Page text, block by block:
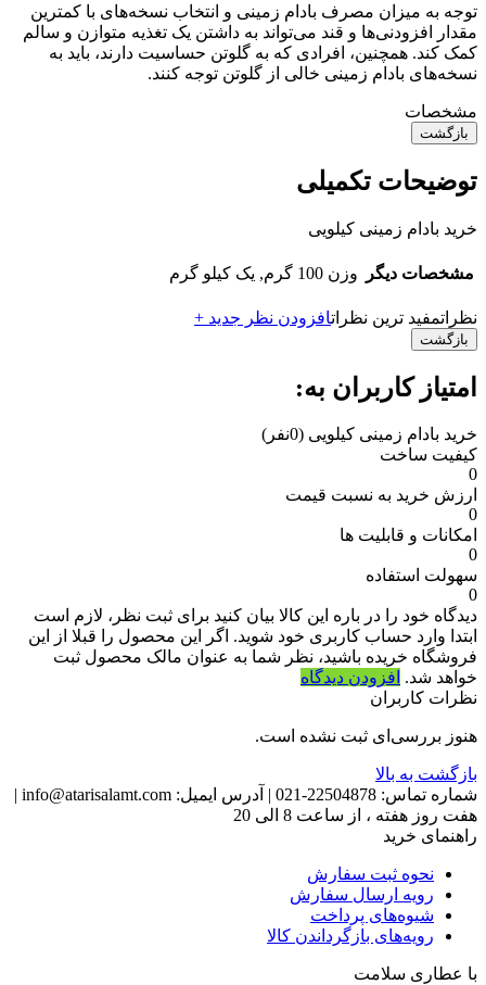
توجه به میزان مصرف بادام زمینی و انتخاب نسخه‌های با کمترین
مقدار افزودنی‌ها و قند می‌تواند به داشتن یک تغذیه متوازن و سالم
کمک کند. همچنین، افرادی که به گلوتن حساسیت دارند، باید به
نسخه‌های بادام زمینی خالی از گلوتن توجه کنند.
مشخصات
بازگشت
توضیحات تکمیلی
خرید بادام زمینی کیلویی
مشخصات دیگر وزن 100 گرم, یک کیلو گرم
نظراتمفید ترین نظراتافزودن نظر جدید +
بازگشت
امتیاز کاربران به:
خرید بادام زمینی کیلویی (0نفر)
کیفیت ساخت
0
ارزش خرید به نسبت قیمت
0
امکانات و قابلیت ها
0
سهولت استفاده
0
دیدگاه خود را در باره این کالا بیان کنید برای ثبت نظر، لازم است
ابتدا وارد حساب کاربری خود شوید. اگر این محصول را قبلا از این
فروشگاه خریده باشید، نظر شما به عنوان مالک محصول ثبت
خواهد شد. افزودن دیدگاه
نظرات کاربران
هنوز بررسی‌ای ثبت نشده است.
بازگشت به بالا
شماره تماس: 22504878-021
| آدرس ایمیل: info@atarisalamt.com
|
هفت روز هفته ، از ساعت 8 الی 20
راهنمای خرید
نحوه ثبت سفارش
رویه ارسال سفارش
شیوه‌های پرداخت
رویه‌های بازگرداندن کالا
با عطاری سلامت